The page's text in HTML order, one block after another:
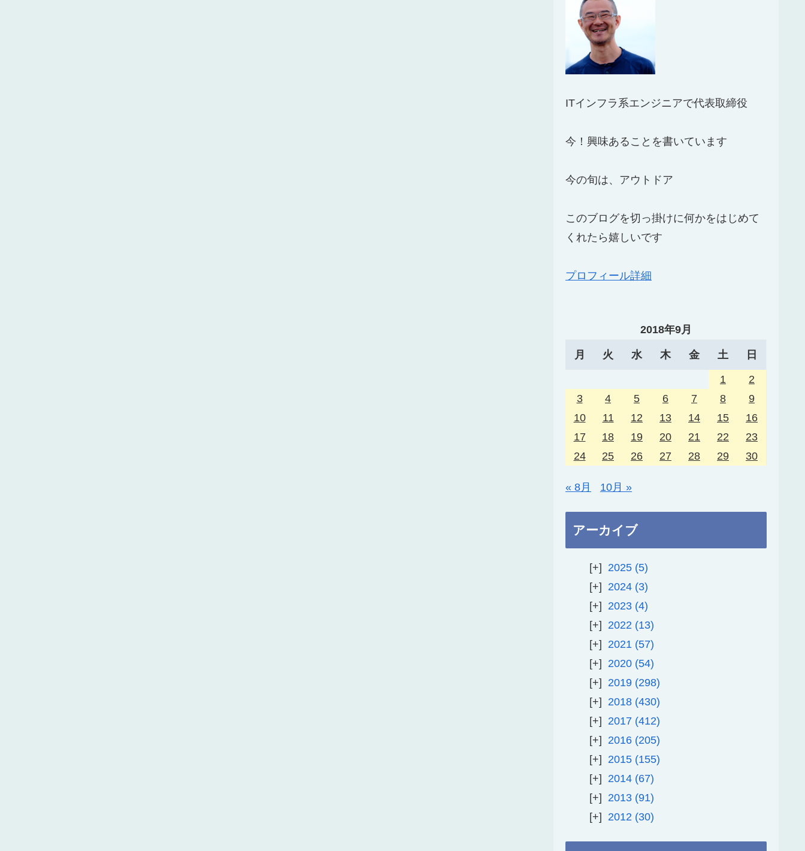
ITインフラ系エンジニアで代表取締役
今！興味あることを書いています
今の旬は、アウトドア
このブログを切っ掛けに何かをはじめて
くれたら嬉しいです
プロフィール詳細
2018年9月
月 火 水 木 金 土 日
1
2
3
4 5 6 7 8
9
10
11 12 13 14 15
16
17
18 19 20 21 22
23
24
25 26 27 28 29 30
« 8月 10月 »
アーカイブ
2025 5
2024 3
2023 4
2022
13
2021
57
2020 54
2019 298
2018 430
2017 412
2016 205
2015 155
2014 67
2013 91
2012
30